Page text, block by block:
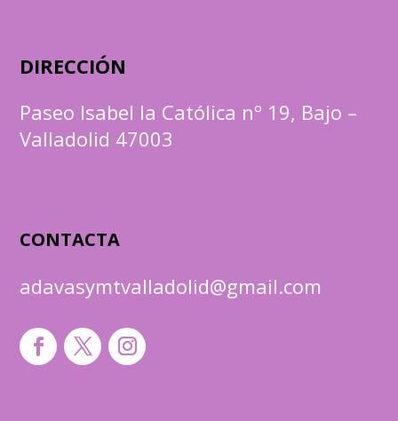
DIRECCIÓN
Paseo Isabel la Católica nº 19, Bajo –
Valladolid 47003
CONTACTA
adavasymtvalladolid@gmail.com